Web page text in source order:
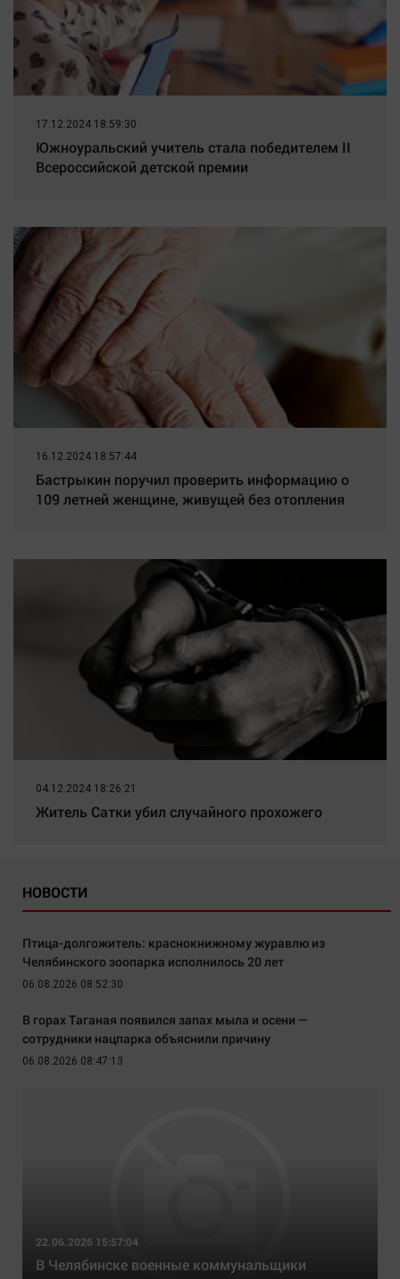
17.12.2024 18:59:30
Южноуральский учитель стала победителем II
Всероссийской детской премии
16.12.2024 18:57:44
Бастрыкин поручил проверить информацию о
109 летней женщине, живущей без отопления
04.12.2024 18:26:21
Житель Сатки убил случайного прохожего
НОВОСТИ
Птица-долгожитель: краснокнижному журавлю из
Челябинского зоопарка исполнилось 20 лет
06.08.2026 08:52:30
В горах Таганая появился запах мыла и осени —
сотрудники нацпарка объяснили причину
06.08.2026 08:47:13
22.06.2026 15:57:04
В Челябинске военные коммунальщики